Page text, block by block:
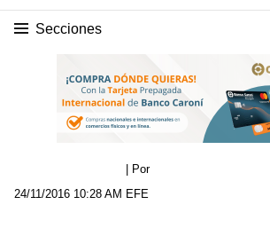
Secciones
24/11/2016 10:28 AM
| Por
EFE